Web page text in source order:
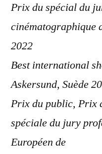
Prix du spécial du
cinématographique
2022
Best international
Askersund, Suède
Prix du public, Prix
spéciale du jury
Européen de